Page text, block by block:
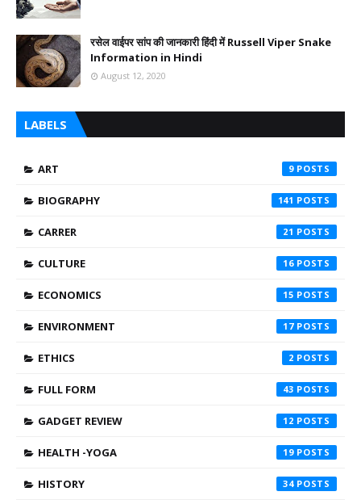
रसेल वाईपर सांप की जानकारी हिंदी में Russell Viper Snake
Information in Hindi
August 12, 2020
LABELS
ART 9
BIOGRAPHY 141
CARRER 21
CULTURE 16
ECONOMICS 15
ENVIRONMENT 17
ETHICS 2
FULL FORM 43
GADGET REVIEW 12
HEALTH -YOGA 19
HISTORY 34